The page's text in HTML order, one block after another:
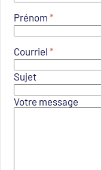
Prénom*
Courriel*
Sujet
Votre message